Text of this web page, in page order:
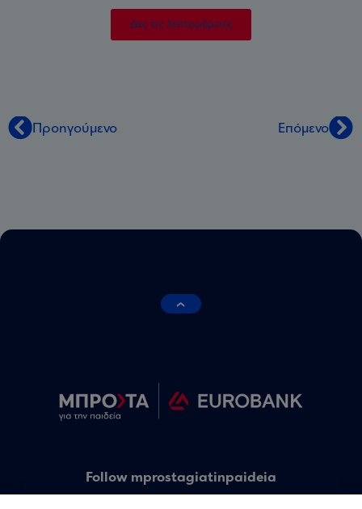
Δες τις λεπτομέρειες
Προηγούμενο Επόμενο
Follow mprostagiatinpaideia